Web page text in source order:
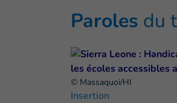
Paroles du
© Massaquoi/HI
Insertion